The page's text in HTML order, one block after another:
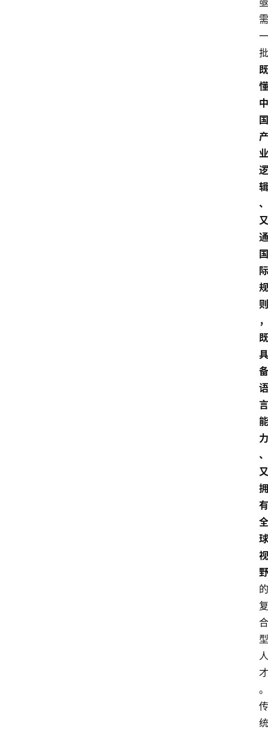
亟
需
一
批
既
懂
中
国
产
业
逻
辑
、
又
通
国
际
规
则
，
既
具
备
语
言
能
力
、
又
拥
有
全
球
视
野
的
复
合
型
人
才
。
传
统